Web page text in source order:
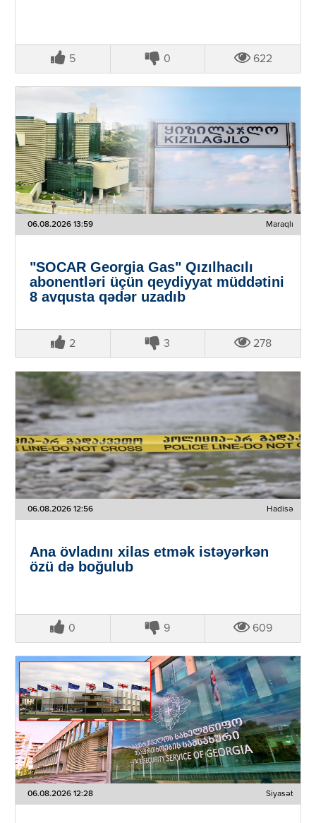
5 0 622
06.08.2026 13:59 Maraqlı
"SOCAR Georgia Gas" Qızılhacılı
abonentləri üçün qeydiyyat müddətini
8 avqusta qədər uzadıb
2 3 278
06.08.2026 12:56 Hadisə
Ana övladını xilas etmək istəyərkən
özü də boğulub
0 9 609
06.08.2026 12:28 Siyasət